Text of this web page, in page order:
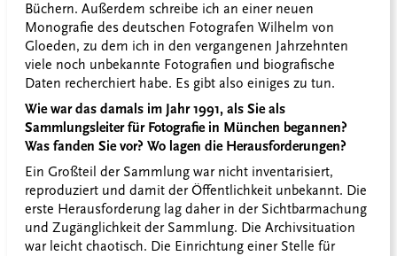
Büchern. Außerdem schreibe ich an einer neuen
Monografie des deutschen Fotografen Wilhelm von
Gloeden, zu dem ich in den vergangenen Jahrzehnten
viele noch unbekannte Fotografien und biografische
Daten recherchiert habe. Es gibt also einiges zu tun.
Wie war das damals im Jahr 1991, als Sie als
Sammlungsleiter für Fotografie in München begannen?
Was fanden Sie vor? Wo lagen die Herausforderungen?
Ein Großteil der Sammlung war nicht inventarisiert,
reproduziert und damit der Öffentlichkeit unbekannt. Die
erste Herausforderung lag daher in der Sichtbarmachung
und Zugänglichkeit der Sammlung. Die Archivsituation
war leicht chaotisch. Die Einrichtung einer Stelle für